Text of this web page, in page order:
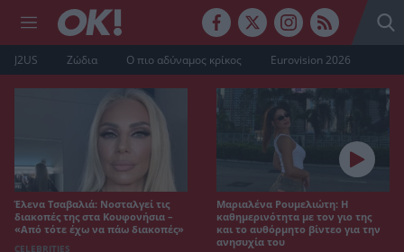
J2US Ζώδια Ο πιο αδύναμος κρίκος Eurovision 2026
Έλενα Τσαβαλιά: Νοσταλγεί τις
διακοπές της στα Κουφονήσια –
«Από τότε έχω να πάω διακοπές»
CELEBRITIES
Μαριαλένα Ρουμελιώτη: Η
καθημερινότητα με τον γιο της
και το αυθόρμητο βίντεο για την
ανησυχία του